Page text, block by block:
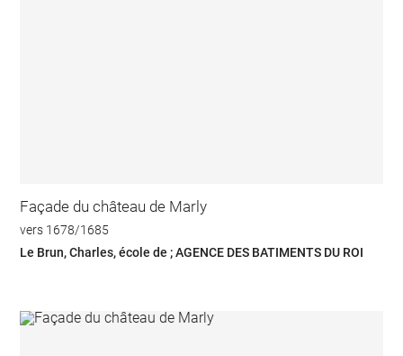
Façade du château de Marly
vers 1678/1685
Le Brun, Charles, école de ; AGENCE DES BATIMENTS DU ROI